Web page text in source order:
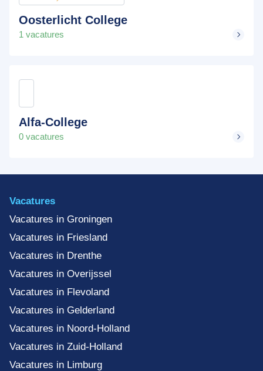
Oosterlicht College
1 vacatures
Alfa-College
0 vacatures
Vacatures
Vacatures in Groningen
Vacatures in Friesland
Vacatures in Drenthe
Vacatures in Overijssel
Vacatures in Flevoland
Vacatures in Gelderland
Vacatures in Noord-Holland
Vacatures in Zuid-Holland
Vacatures in Limburg